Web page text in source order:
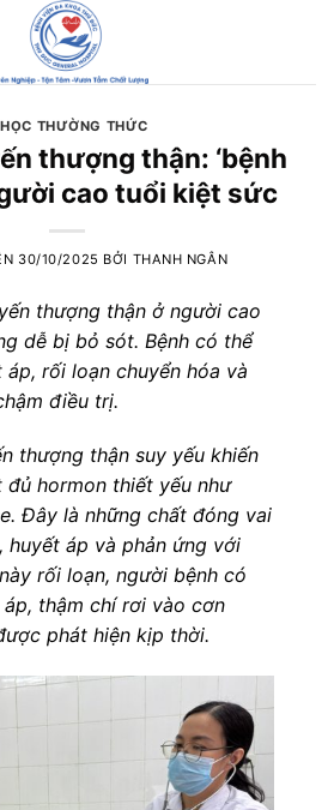
THƯỜNG THỨC
thượng thận: ‘bệnh
cao tuổi kiệt sức
30/10/2025 BỞI THANH NGÂN
thượng thận ở người cao
dễ bị bỏ sót. Bệnh có thể
rối loạn chuyển hóa và
điều trị.
thượng thận suy yếu khiến
hormon thiết yếu như
Đây là những chất đóng vai
áp và phản ứng với
rối loạn, người bệnh có
thậm chí rơi vào cơn
phát hiện kịp thời.